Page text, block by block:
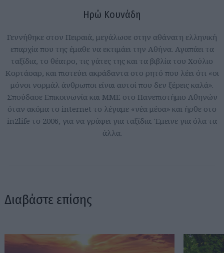
Ηρώ Κουνάδη
Γεννήθηκε στον Πειραιά, μεγάλωσε στην αθάνατη ελληνική
επαρχία που της έμαθε να εκτιμάει την Αθήνα. Αγαπάει τα
ταξίδια, το θέατρο, τις γάτες της και τα βιβλία του Χούλιο
Κορτάσαρ, και πιστεύει ακράδαντα στο ρητό που λέει ότι «οι
μόνοι νορμάλ άνθρωποι είναι αυτοί που δεν ξέρεις καλά».
Σπούδασε Επικοινωνία και ΜΜΕ στο Πανεπιστήμιο Αθηνών
όταν ακόμα το internet το λέγαμε «νέα μέσα» και ήρθε στο
in2life το 2006, για να γράφει για ταξίδια. Έμεινε για όλα τα
άλλα.
Διαβάστε επίσης